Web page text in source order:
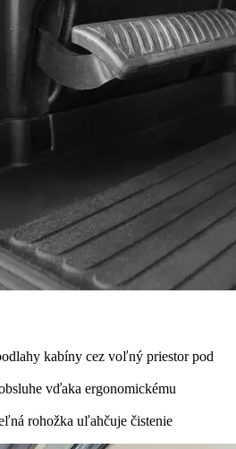
kabíny cez voľný priestor pod
vďaka ergonomickému
rohožka uľahčuje čistenie